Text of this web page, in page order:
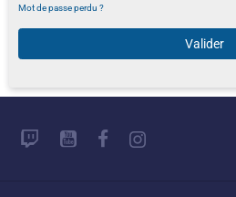
Mot de passe perdu ?
Valider